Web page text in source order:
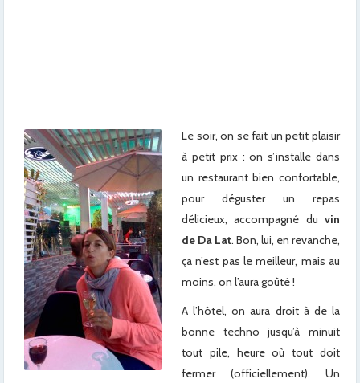
Le soir, on se fait un petit plaisir
à petit prix : on s’installe dans
un restaurant bien confortable,
pour déguster un repas
délicieux, accompagné du vin
de Da Lat. Bon, lui, en revanche,
ça n’est pas le meilleur, mais au
moins, on l’aura goûté !
A l’hôtel, on aura droit à de la
bonne techno jusqu’à minuit
tout pile, heure où tout doit
fermer (officiellement). Un